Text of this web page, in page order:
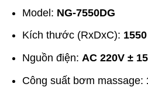
Model: NG-7550DG
Kích thước (RxDxC):
Nguồn điện: AC 220V ±
Công suất bơm massage: